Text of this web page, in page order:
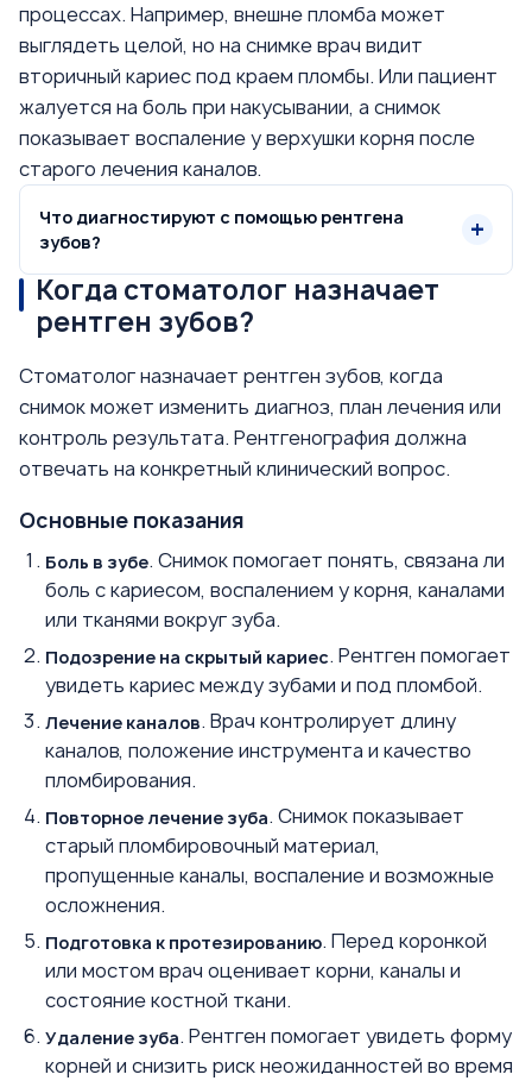
процессах. Например, внешне пломба может
выглядеть целой, но на снимке врач видит
вторичный кариес под краем пломбы. Или пациент
жалуется на боль при накусывании, а снимок
показывает воспаление у верхушки корня после
старого лечения каналов.
Что диагностируют с помощью рентгена
зубов?
Когда стоматолог назначает
рентген зубов?
Стоматолог назначает рентген зубов, когда
снимок может изменить диагноз, план лечения или
контроль результата. Рентгенография должна
отвечать на конкретный клинический вопрос.
Основные показания
Боль в зубе. Снимок помогает понять, связана ли
боль с кариесом, воспалением у корня, каналами
или тканями вокруг зуба.
Подозрение на скрытый кариес. Рентген помогает
увидеть кариес между зубами и под пломбой.
Лечение каналов. Врач контролирует длину
каналов, положение инструмента и качество
пломбирования.
Повторное лечение зуба. Снимок показывает
старый пломбировочный материал,
пропущенные каналы, воспаление и возможные
осложнения.
Подготовка к протезированию. Перед коронкой
или мостом врач оценивает корни, каналы и
состояние костной ткани.
Удаление зуба. Рентген помогает увидеть форму
корней и снизить риск неожиданностей во время